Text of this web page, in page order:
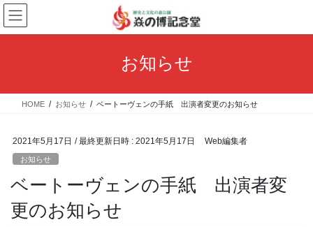
コ
ン
テ
ス
ナ
ビ
ゲ
ン
お知らせ
HOME お知らせ ベートーヴェンの手紙 出演者変更のお知らせ
2021年5月17日 / 最終更新日時 : 2021年5月17日 Web編集者
お知らせ
ベートーヴェンの手紙 出演者変
更のお知らせ